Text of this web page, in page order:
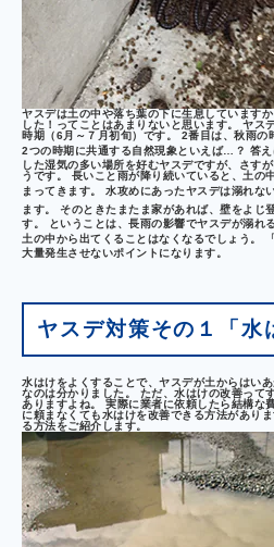
ヤスデは土の中や落ち葉の下に生息しています
した！ってことはあまりないと思います。 ヤス
時期（6月～７月初旬）です。 2番目は、秋雨
2つの時期に共通する自然現象といえば…？ 答え
した湿気の多い場所を好むヤスデですが、さす
うです。 長いこと雨が降り続いていると、土の
まってきます。 水攻めにあったヤスデは溺れな
ます。
そのときたまたま家があれば、壁をよじ
す。 ということは、長雨の影響でヤスデが溺れ
土の中から出てくることはなくなるでしょう。
大量発生させないポイントになります。
ヤスデ対策その１「水
水はけをよくすることで、ヤスデが土からはい
なのは分かりました。 ただ、水はけの改善って
ありますよね。 実際に業者に依頼したら結構な
に頼まなくても水はけを改善できる方法があり
る方法をご紹介します。